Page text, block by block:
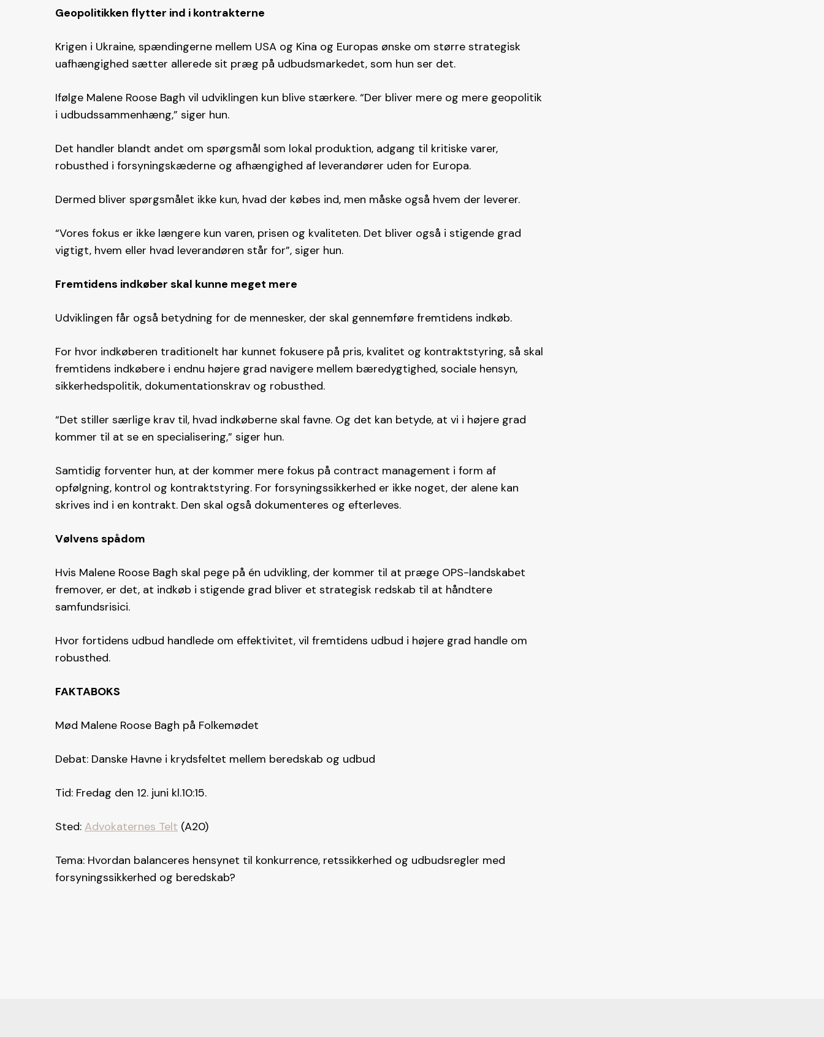
Geopolitikken flytter ind i kontrakterne
Krigen i Ukraine, spændingerne mellem USA og Kina og Europas ønske om større strategisk
uafhængighed sætter allerede sit præg på udbudsmarkedet, som hun ser det.
Ifølge Malene Roose Bagh vil udviklingen kun blive stærkere. “Der bliver mere og mere geopolitik
i udbudssammenhæng,” siger hun.
Det handler blandt andet om spørgsmål som lokal produktion, adgang til kritiske varer,
robusthed i forsyningskæderne og afhængighed af leverandører uden for Europa.
Dermed bliver spørgsmålet ikke kun, hvad der købes ind, men måske også hvem der leverer.
“Vores fokus er ikke længere kun varen, prisen og kvaliteten. Det bliver også i stigende grad
vigtigt, hvem eller hvad leverandøren står for”, siger hun.
Fremtidens indkøber skal kunne meget mere
Udviklingen får også betydning for de mennesker, der skal gennemføre fremtidens indkøb.
For hvor indkøberen traditionelt har kunnet fokusere på pris, kvalitet og kontraktstyring, så skal
fremtidens indkøbere i endnu højere grad navigere mellem bæredygtighed, sociale hensyn,
sikkerhedspolitik, dokumentationskrav og robusthed.
“Det stiller særlige krav til, hvad indkøberne skal favne. Og det kan betyde, at vi i højere grad
kommer til at se en specialisering,” siger hun.
Samtidig forventer hun, at der kommer mere fokus på contract management i form af
opfølgning, kontrol og kontraktstyring. For forsyningssikkerhed er ikke noget, der alene kan
skrives ind i en kontrakt. Den skal også dokumenteres og efterleves.
Vølvens spådom
Hvis Malene Roose Bagh skal pege på én udvikling, der kommer til at præge OPS-landskabet
fremover, er det, at indkøb i stigende grad bliver et strategisk redskab til at håndtere
samfundsrisici.
Hvor fortidens udbud handlede om effektivitet, vil fremtidens udbud i højere grad handle om
robusthed.
FAKTABOKS
Mød Malene Roose Bagh på Folkemødet
Debat: Danske Havne i krydsfeltet mellem beredskab og udbud
Tid: Fredag den 12. juni kl.10:15.
Sted: Advokaternes Telt (A20)
Tema: Hvordan balanceres hensynet til konkurrence, retssikkerhed og udbudsregler med
forsyningssikkerhed og beredskab?